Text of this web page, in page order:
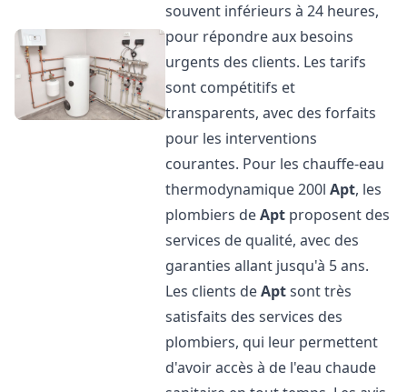
souvent inférieurs à 24 heures,
pour répondre aux besoins
urgents des clients. Les tarifs
sont compétitifs et
transparents, avec des forfaits
pour les interventions
courantes. Pour les chauffe-eau
thermodynamique 200lApt, les
plombiers deApt proposent des
services de qualité, avec des
garanties allant jusqu'à 5 ans.
Les clients deAptsont très
satisfaits des services des
plombiers, qui leur permettent
d'avoir accès à de l'eau chaude